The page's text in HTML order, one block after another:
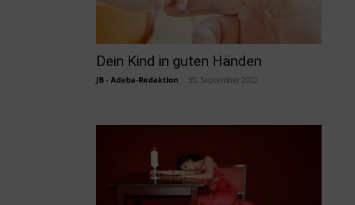
Dein Kind in guten Händen
JB - Adeba-Redaktion 30. September 2022